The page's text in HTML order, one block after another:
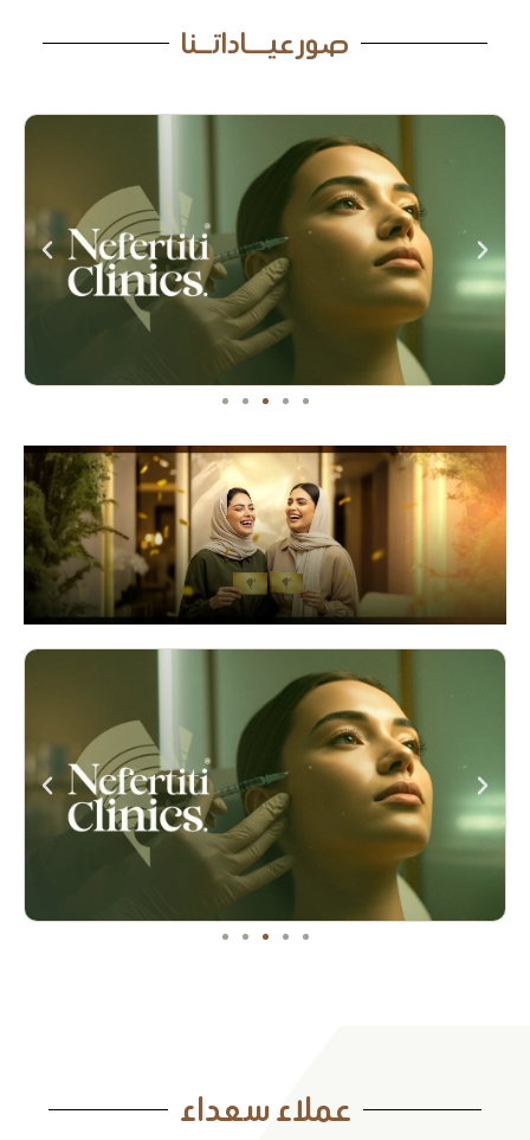
ﺻﻮر ﻋﻴـــﺎداﺗــﻨﺎ
لمّة الأصدقاء لها سعر
خاص! خصومات إضافية
عند الشراء الثنائي
خصومات إضافية عند الشراء الثنائي
احجزي عروضنا الآن
عملاء سعداء